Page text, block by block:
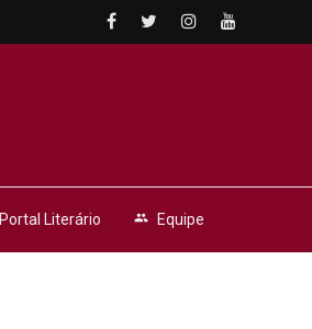
Portal Literário people Equipe